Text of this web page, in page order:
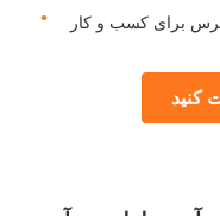
برای کسب و کار
کنيد